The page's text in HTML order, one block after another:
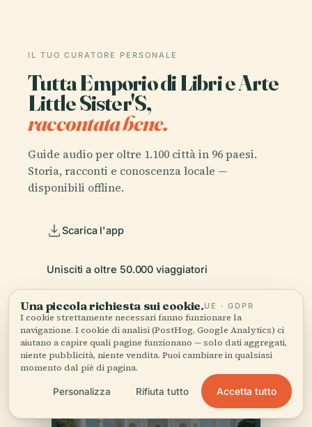
IL TUO CURATORE PERSONALE
Tutta Emporio di Libri e Arte
Little Sister'S,
raccontata bene.
Guide audio per oltre 1.100 città in 96 paesi.
Storia, racconti e conoscenza locale —
disponibili offline.
Scarica l'app
Unisciti a oltre 50.000 viaggiatori
Una piccola richiesta sui cookie.UE · GDPR
I cookie strettamente necessari fanno funzionare la
navigazione. I cookie di analisi (PostHog, Google Analytics) ci
aiutano a capire quali pagine funzionano — solo dati aggregati,
niente pubblicità, niente vendita. Puoi cambiare in qualsiasi
momento dal piè di pagina.
Personalizza Rifiuta tutto Accetta tutto